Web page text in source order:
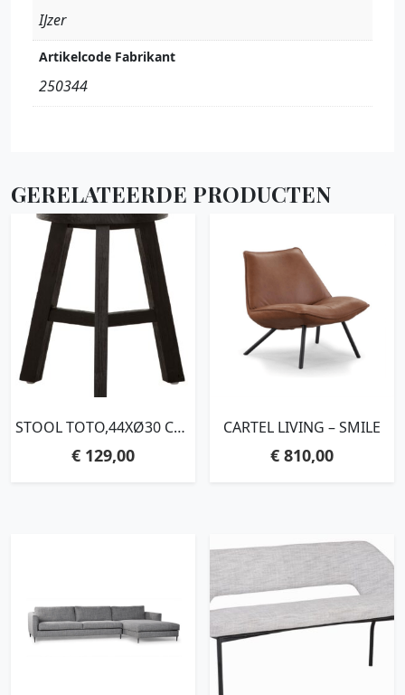
IJzer
Artikelcode Fabrikant
250344
GERELATEERDE PRODUCTEN
STOOL TOTO,44XØ30 CM,
TEAKWOOD WITH
€129,00
CARTEL LIVING – SMILE
€ 810,00